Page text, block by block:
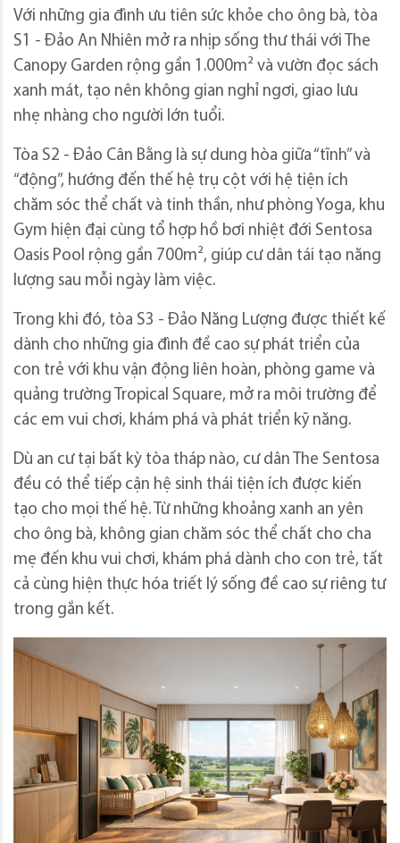
Với những gia đình ưu tiên sức khỏe cho ông bà, tòa
S1 - Đảo An Nhiên mở ra nhịp sống thư thái với The
Canopy Garden rộng gần 1.000m² và vườn đọc sách
xanh mát, tạo nên không gian nghỉ ngơi, giao lưu
nhẹ nhàng cho người lớn tuổi.
Tòa S2 - Đảo Cân Bằng là sự dung hòa giữa “tĩnh” và
“động”, hướng đến thế hệ trụ cột với hệ tiện ích
chăm sóc thể chất và tinh thần, như phòng Yoga, khu
Gym hiện đại cùng tổ hợp hồ bơi nhiệt đới Sentosa
Oasis Pool rộng gần 700m², giúp cư dân tái tạo năng
lượng sau mỗi ngày làm việc.
Trong khi đó, tòa S3 - Đảo Năng Lượng được thiết kế
dành cho những gia đình đề cao sự phát triển của
con trẻ với khu vận động liên hoàn, phòng game và
quảng trường Tropical Square, mở ra môi trường để
các em vui chơi, khám phá và phát triển kỹ năng.
Dù an cư tại bất kỳ tòa tháp nào, cư dân The Sentosa
đều có thể tiếp cận hệ sinh thái tiện ích được kiến
tạo cho mọi thế hệ. Từ những khoảng xanh an yên
cho ông bà, không gian chăm sóc thể chất cho cha
mẹ đến khu vui chơi, khám phá dành cho con trẻ, tất
cả cùng hiện thực hóa triết lý sống đề cao sự riêng tư
trong gắn kết.